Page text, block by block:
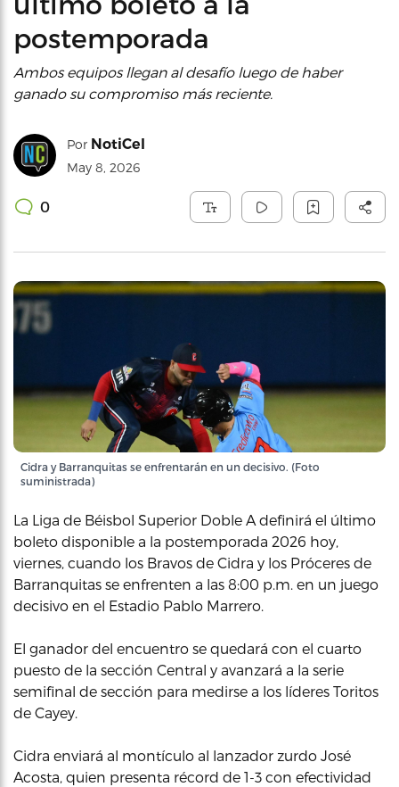
postemporada
Ambos equipos llegan al desafío luego de haber
ganado su compromiso más reciente.
Por NotiCel
May 8, 2026
0
Cidra y Barranquitas se enfrentarán en un decisivo. (Foto
suministrada)
La Liga de Béisbol Superior Doble A definirá el último
boleto disponible a la postemporada 2026 hoy,
viernes, cuando los Bravos de Cidra y los Próceres de
Barranquitas se enfrenten a las 8:00 p.m. en un juego
decisivo en el Estadio Pablo Marrero.
El ganador del encuentro se quedará con el cuarto
puesto de la sección Central y avanzará a la serie
semifinal de sección para medirse a los líderes Toritos
de Cayey.
Cidra enviará al montículo al lanzador zurdo José
Acosta, quien presenta récord de 1-3 con efectividad